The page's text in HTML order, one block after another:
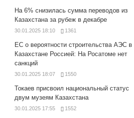
На 6% снизилась сумма переводов из
Казахстана за рубеж в декабре
30.01.2025 18:10 1361
ЕС о вероятности строительства АЭС в
Казахстане Россией: На Росатоме нет
санкций
30.01.2025 18:07 1550
Токаев присвоил национальный статус
двум музеям Казахстана
30.01.2025 17:55 1552